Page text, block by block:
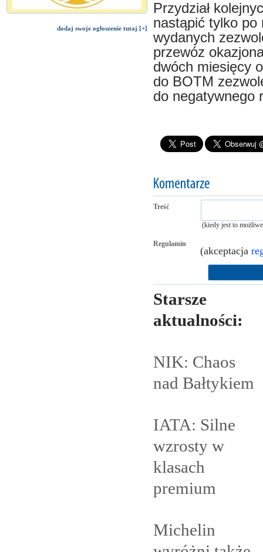
dodaj swoje ogłoszenie tutaj [+]
Przydział
nastąpić tylko po
wydanych
przewóz
dwóch miesięcy
do BOTM
do negatywnego
Treść
(kiedy jest to
Regulamin
(akceptacja
Starsze
aktualności:
NIK: Chaos
nad Bałtykiem
IATA: Silne
wzrosty w
klasach
premium
Michelin